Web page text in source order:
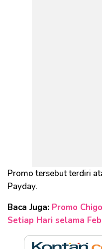
Promo tersebut terdiri
Payday.
Baca Juga: Promo
Setiap Hari selama